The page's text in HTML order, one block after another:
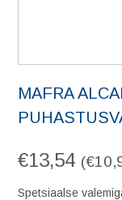
MAFRA
€13,54 (€
Spetsiaalse